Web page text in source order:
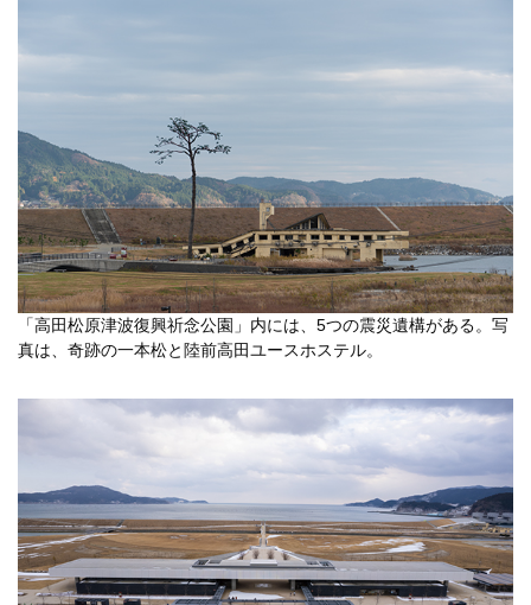
「高田松原津波復興祈念公園」内には、5つの震災遺構がある。写
真は、奇跡の一本松と陸前高田ユースホステル。